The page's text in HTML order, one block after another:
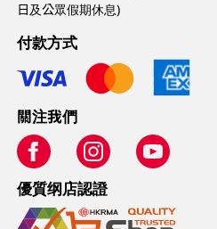
日及公眾假期休息)
付款方式
關注我們
優質纲店認證